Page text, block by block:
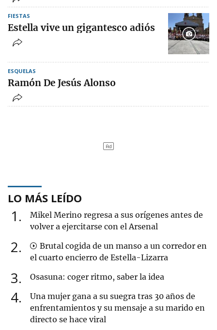
FIESTAS
Estella vive un gigantesco adiós
ESQUELAS
Ramón De Jesús Alonso
LO MÁS LEÍDO
1
Mikel Merino regresa a sus orígenes antes de
volver a ejercitarse con el Arsenal
2
Brutal cogida de un manso a un corredor en
el cuarto encierro de Estella-Lizarra
3 Osasuna: coger ritmo, saber la idea
4
Una mujer gana a su suegra tras 30 años de
enfrentamientos y su mensaje a su marido en
directo se hace viral